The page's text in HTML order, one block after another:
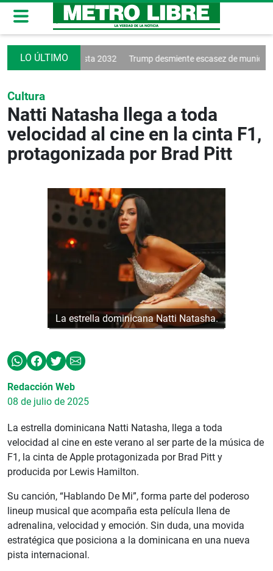
Vinícius hasta 2032 Trump desmiente escasez de municiones
Cultura
Natti Natasha llega a toda
velocidad al cine en la cinta F1,
protagonizada por Brad Pitt
La estrella dominicana Natti Natasha.
Redacción Web
08 de julio de 2025
La estrella dominicana Natti Natasha, llega a toda
velocidad al cine en este verano al ser parte de la música de
F1, la cinta de Apple protagonizada por Brad Pitt y
producida por Lewis Hamilton.
Su canción, “Hablando De Mi”, forma parte del poderoso
lineup musical que acompaña esta película llena de
adrenalina, velocidad y emoción. Sin duda, una movida
estratégica que posiciona a la dominicana en una nueva
pista internacional.